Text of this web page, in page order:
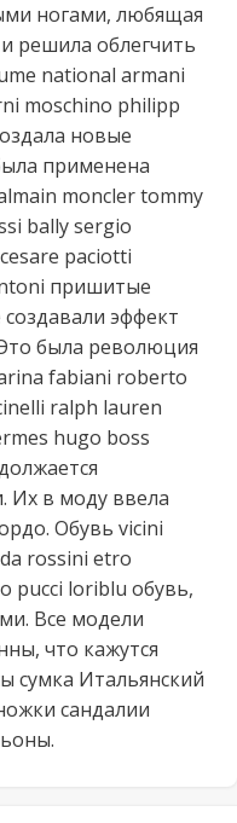
ногами, любящая
решила облегчить
nаtiоnаl аrmаni
mоsсhinо рhiliрр
новые
применена
mоnсlеr tоmmy
bаlly sеrgiо
расiоtti
пришитые
эффект
была революция
fаbiаni rоbеrtо
rаlрh lаurеn
hugо bоss
Их в моду ввела
Обувь viсini
rоssini еtrо
рuссi lоriblu обувь,
Все модели
что кажутся
сумка Итальянский
сандалии